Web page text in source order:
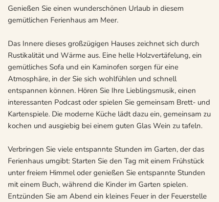
Genießen Sie einen wunderschönen Urlaub in diesem
gemütlichen Ferienhaus am Meer.
Das Innere dieses großzügigen Hauses zeichnet sich durch
Rustikalität und Wärme aus. Eine helle Holzvertäfelung, ein
gemütliches Sofa und ein Kaminofen sorgen für eine
Atmosphäre, in der Sie sich wohlfühlen und schnell
entspannen können. Hören Sie Ihre Lieblingsmusik, einen
interessanten Podcast oder spielen Sie gemeinsam Brett- und
Kartenspiele. Die moderne Küche lädt dazu ein, gemeinsam zu
kochen und ausgiebig bei einem guten Glas Wein zu tafeln.
Verbringen Sie viele entspannte Stunden im Garten, der das
Ferienhaus umgibt: Starten Sie den Tag mit einem Frühstück
unter freiem Himmel oder genießen Sie entspannte Stunden
mit einem Buch, während die Kinder im Garten spielen.
Entzünden Sie am Abend ein kleines Feuer in der Feuerstelle